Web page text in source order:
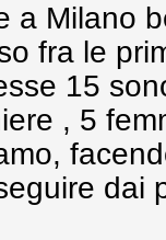
a Milano
fra le
15
, 5
dai